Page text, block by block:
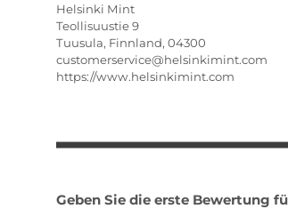
Helsinki Mint
Teollisuustie 9
Tuusula, Finnland, 04300
customerservice@helsinkimint.com
https://www.helsinkimint.com
Geben Sie die erste Bewertung